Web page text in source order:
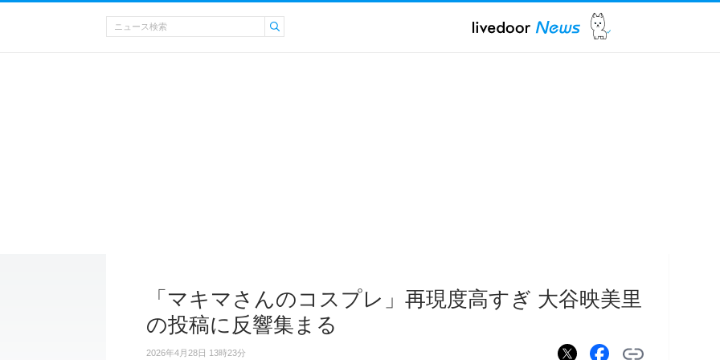
「マキマさんのコスプレ」再現度高すぎ 大谷映美里
の投稿に反響集まる
2026年4月28日 13時23分